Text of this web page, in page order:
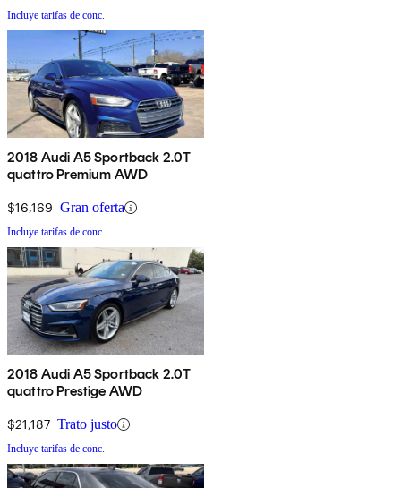
Incluye tarifas de conc.
2018 Audi A5 Sportback 2.0T
quattro Premium AWD
$16,169 Gran oferta
Incluye tarifas de conc.
2018 Audi A5 Sportback 2.0T
quattro Prestige AWD
$21,187 Trato justo
Incluye tarifas de conc.